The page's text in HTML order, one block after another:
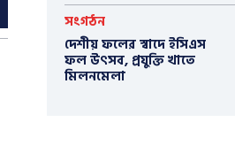
সংগঠন
দেশীয় ফলের স্বাদে ইসিএস
ফল উৎসব, প্রযুক্তি খাতে
মিলনমেলা